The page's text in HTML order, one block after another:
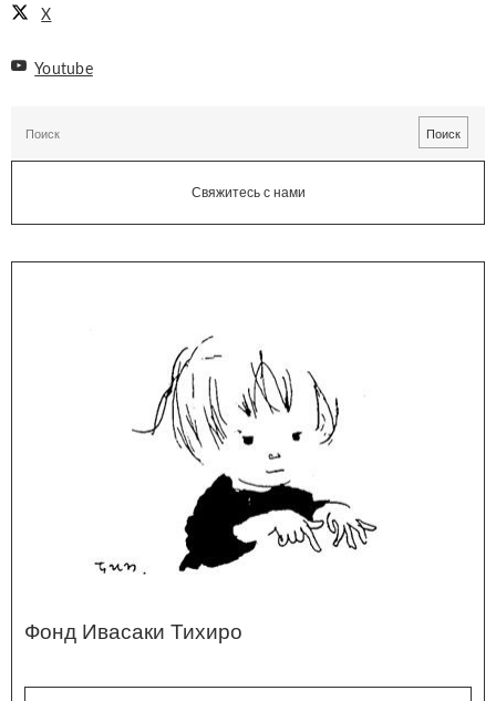
X
Youtube
Свяжитесь с нами
Фонд Ивасаки Тихиро